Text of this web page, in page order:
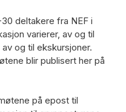
deltakere fra NEF i
varierer, av og til
og til ekskursjoner.
blir publisert her på
på epost til